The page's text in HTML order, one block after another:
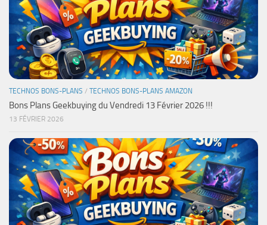
TECHNOS BONS-PLANS / TECHNOS BONS-PLANS AMAZON
Bons Plans Geekbuying du Vendredi 13 Février 2026 !!!
13 FÉVRIER 2026